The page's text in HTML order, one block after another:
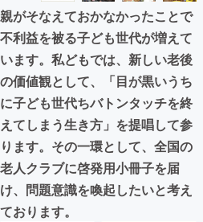
まちづくり・地域活性化
CAMPFIRE for Social Good
CAMPFIREふるさと納税
親がそなえておかなかったことで
不利益を被る子ども世代が増えて
います。私どもでは、新しい老後
の価値観として、「目が黒いうち
に子ども世代ちバトンタッチを終
えてしまう生き方」を提唱して参
ります。その一環として、全国の
老人クラブに啓発用小冊子を届
け、問題意識を喚起したいと考え
ております。